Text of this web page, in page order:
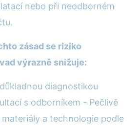
nebo při neodborném
zásad se riziko
výrazně snižuje:
diagnostikou
s odborníkem - Pečlivě
a technologie podle